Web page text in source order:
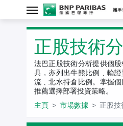
正股技術
法巴正股技術分析提供個
具，亦列出牛熊比例﹑輪
流﹑北水持倉比例。掌握
推薦選擇部署投資策略。
主頁
市場數據 正股技